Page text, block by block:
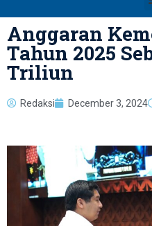
Anggaran
Tahun 2025
Triliun
Redaksi December 3, 2024